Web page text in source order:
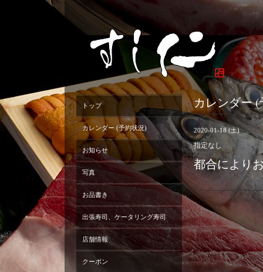
カレンダー
2020-01-18 (土)
指定なし
都合により
トップ
カレンダー (予約状況)
お知らせ
写真
お品書き
出張寿司、ケータリング寿司
店舗情報
クーポン